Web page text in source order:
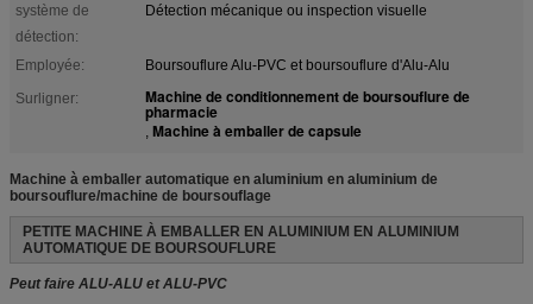
système de
détection:
Détection mécanique ou inspection visuelle
Employée:
Boursouflure Alu-PVC et boursouflure d'Alu-Alu
Surligner:
Machine de conditionnement de boursouflure de
pharmacie
, Machine à emballer de capsule
Machine à emballer automatique en aluminium en aluminium de
boursouflure/machine de boursouflage
PETITE MACHINE À EMBALLER EN ALUMINIUM EN ALUMINIUM
AUTOMATIQUE DE BOURSOUFLURE
Peut faire ALU-ALU et ALU-PVC